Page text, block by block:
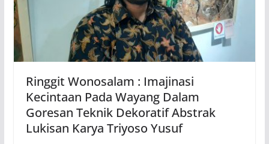
Ringgit Wonosalam : Imajinasi
Kecintaan Pada Wayang Dalam
Goresan Teknik Dekoratif Abstrak
Lukisan Karya Triyoso Yusuf